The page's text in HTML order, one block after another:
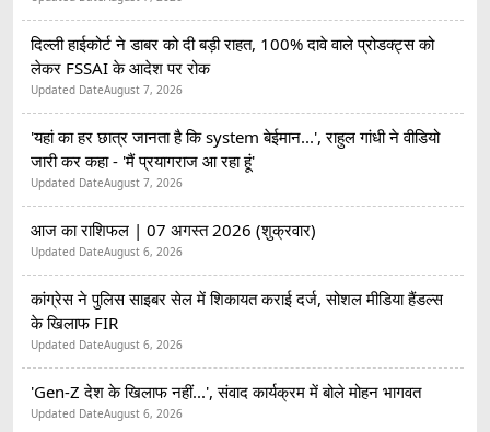
दिल्ली हाईकोर्ट ने डाबर को दी बड़ी राहत, 100% दावे वाले प्रोडक्ट्स को
लेकर FSSAI के आदेश पर रोक
Updated DateAugust 7, 2026
'यहां का हर छात्र जानता है कि system बेईमान...', राहुल गांधी ने वीडियो
जारी कर कहा - 'मैं प्रयागराज आ रहा हूं'
Updated DateAugust 7, 2026
आज का राशिफल | 07 अगस्त 2026 (शुक्रवार)
Updated DateAugust 6, 2026
कांग्रेस ने पुलिस साइबर सेल में शिकायत कराई दर्ज, सोशल मीडिया हैंडल्स
के खिलाफ FIR
Updated DateAugust 6, 2026
'Gen-Z देश के खिलाफ नहीं...', संवाद कार्यक्रम में बोले मोहन भागवत
Updated DateAugust 6, 2026